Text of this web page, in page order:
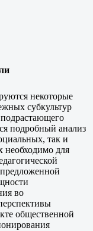
некоторые
субкультур
подробный анализ
так и
необходимо для
во
общественной